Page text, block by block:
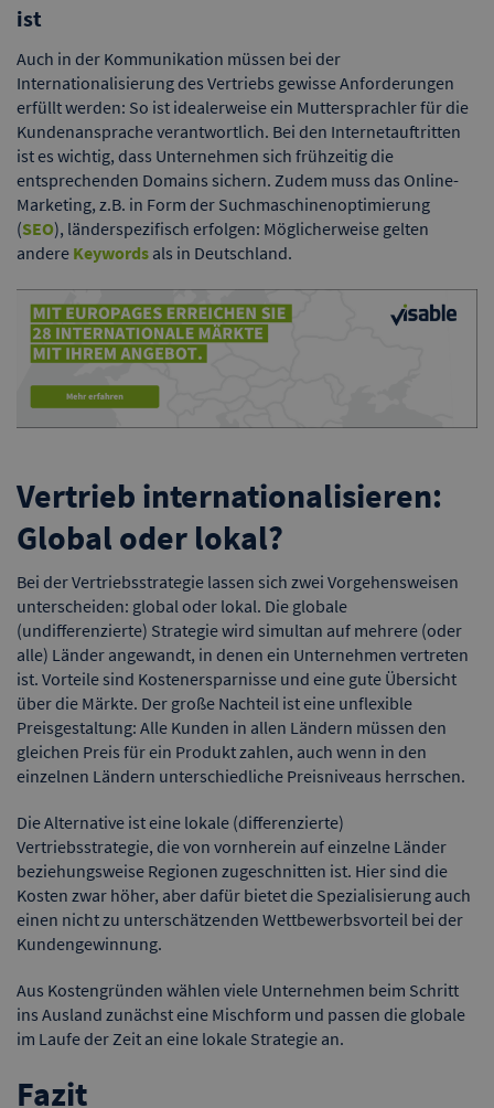
ist
Auch in der Kommunikation müssen bei der
Internationalisierung des Vertriebs gewisse Anforderungen
erfüllt werden: So ist idealerweise ein Muttersprachler für die
Kundenansprache verantwortlich. Bei den Internetauftritten
ist es wichtig, dass Unternehmen sich frühzeitig die
entsprechenden Domains sichern. Zudem muss das Online-
Marketing, z.B. in Form der Suchmaschinenoptimierung
(SEO), länderspezifisch erfolgen: Möglicherweise gelten
andere Keywords als in Deutschland.
Vertrieb internationalisieren:
Global oder lokal?
Bei der Vertriebsstrategie lassen sich zwei Vorgehensweisen
unterscheiden: global oder lokal. Die globale
(undifferenzierte) Strategie wird simultan auf mehrere (oder
alle) Länder angewandt, in denen ein Unternehmen vertreten
ist. Vorteile sind Kostenersparnisse und eine gute Übersicht
über die Märkte. Der große Nachteil ist eine unflexible
Preisgestaltung: Alle Kunden in allen Ländern müssen den
gleichen Preis für ein Produkt zahlen, auch wenn in den
einzelnen Ländern unterschiedliche Preisniveaus herrschen.
Die Alternative ist eine lokale (differenzierte)
Vertriebsstrategie, die von vornherein auf einzelne Länder
beziehungsweise Regionen zugeschnitten ist. Hier sind die
Kosten zwar höher, aber dafür bietet die Spezialisierung auch
einen nicht zu unterschätzenden Wettbewerbsvorteil bei der
Kundengewinnung.
Aus Kostengründen wählen viele Unternehmen beim Schritt
ins Ausland zunächst eine Mischform und passen die globale
im Laufe der Zeit an eine lokale Strategie an.
Fazit